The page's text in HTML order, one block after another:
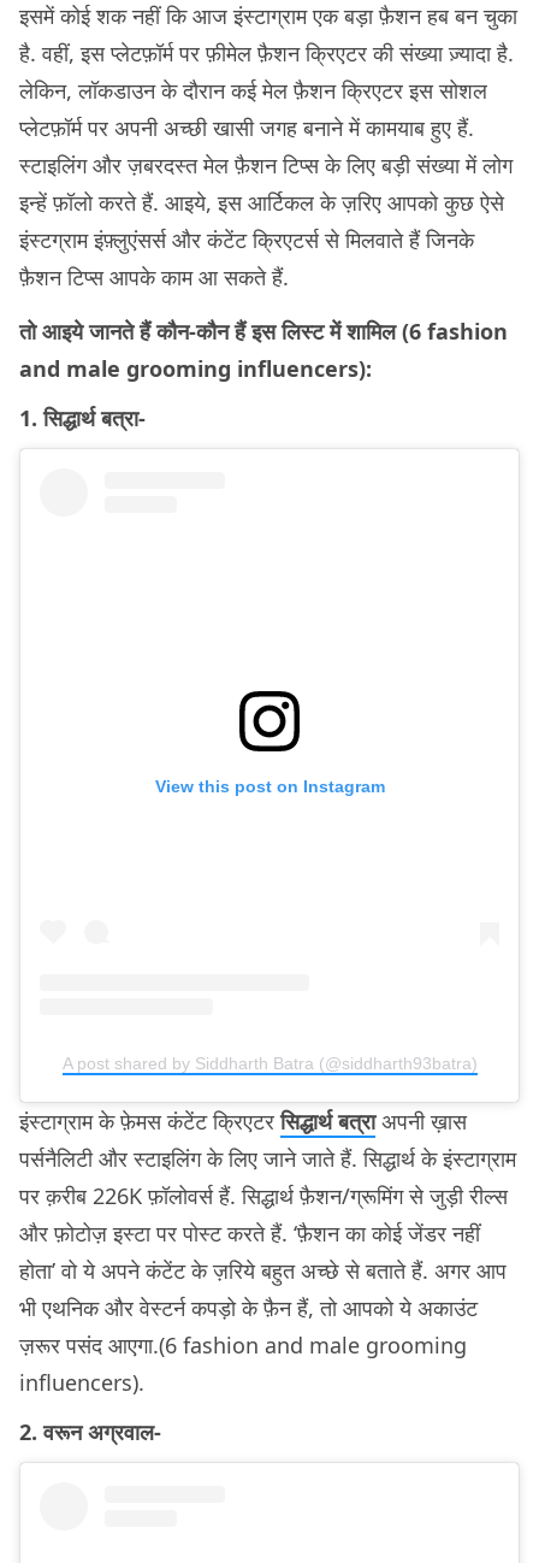
इसमें कोई शक नहीं कि आज इंस्टाग्राम एक बड़ा फ़ैशन हब बन चुका
है. वहीं, इस प्लेटफ़ॉर्म पर फ़ीमेल फ़ैशन क्रिएटर की संख्या ज़्यादा है.
लेकिन, लॉकडाउन के दौरान कई मेल फ़ैशन क्रिएटर इस सोशल
प्लेटफ़ॉर्म पर अपनी अच्छी खासी जगह बनाने में कामयाब हुए हैं.
स्टाइलिंग और ज़बरदस्त मेल फ़ैशन टिप्स के लिए बड़ी संख्या में लोग
इन्हें फ़ॉलो करते हैं. आइये, इस आर्टिकल के ज़रिए आपको कुछ ऐसे
इंस्टग्राम इंफ़्लुएंसर्स और कंटेंट क्रिएटर्स से मिलवाते हैं जिनके
फ़ैशन टिप्स आपके काम आ सकते हैं.
तो आइये जानते हैं कौन-कौन हैं इस लिस्ट में शामिल (6 fashion
and male grooming influencers):
1. सिद्धार्थ बत्रा-
View this post on Instagram
A post shared by Siddharth Batra (@siddharth93batra)
इंस्टाग्राम के फ़ेमस कंटेंट क्रिएटरसिद्धार्थ बत्राअपनी ख़ास
पर्सनैलिटी और स्टाइलिंग के लिए जाने जाते हैं. सिद्धार्थ के इंस्टाग्राम
पर क़रीब 226K फ़ॉलोवर्स हैं. सिद्धार्थ फ़ैशन/ग्रूमिंग से जुड़ी रील्स
और फ़ोटोज़ इस्टा पर पोस्ट करते हैं. ‘फ़ैशन का कोई जेंडर नहीं
होता’ वो ये अपने कंटेंट के ज़रिये बहुत अच्छे से बताते हैं. अगर आप
भी एथनिक और वेस्टर्न कपड़ो के फ़ैन हैं, तो आपको ये अकाउंट
ज़रूर पसंद आएगा.(6 fashion and male grooming
influencers).
2. वरून अग्रवाल-